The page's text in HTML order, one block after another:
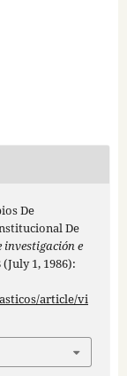
De
De
investigación e
1, 1986):
article/vi